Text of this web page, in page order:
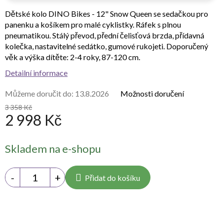
3 358 Kč
2 998 Kč
cena:
Skladem na e-shopu
Můžeme doručit do: 13.8.2026 Možnosti doručení
Přidat do košíku
Dětské kolo DINO Bikes - 12" Snow Queen se sedačkou pro
panenku a košíkem pro malé cyklistky. Ráfek s plnou
pneumatikou. Stálý převod, přední čelisťová brzda, přídavná
kolečka, nastavitelné sedátko, gumové rukojeti. Doporučený
věk a výška dítěte: 2-4 roky, 87-120 cm.
Detailní informace